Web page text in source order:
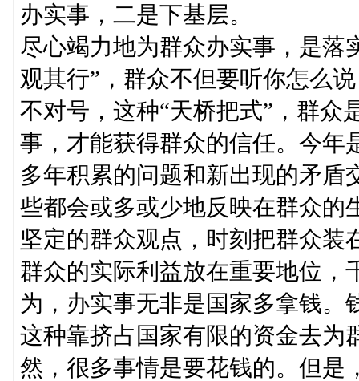
办实事，二是下基层。
尽心竭力地为群众办实事，是落
观其行”，群众不但要听你怎么
不对号，这种“天桥把式”，群众
事，才能获得群众的信任。今年
多年积累的问题和新出现的矛盾
些都会或多或少地反映在群众的
坚定的群众观点，时刻把群众装
群众的实际利益放在重要地位，
为，办实事无非是国家多拿钱。
这种靠挤占国家有限的资金去为
然，很多事情是要花钱的。但是